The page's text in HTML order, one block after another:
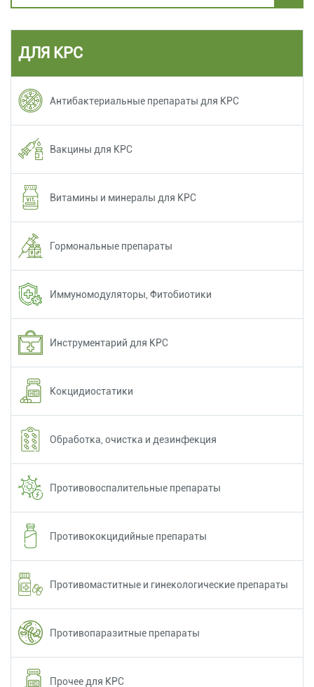
ДЛЯ КРС
Антибактериальные препараты для КРС
Вакцины для КРС
Витамины и минералы для КРС
Гормональные препараты
Иммуномодуляторы, Фитобиотики
Инструментарий для КРС
Кокцидиостатики
Обработка, очистка и дезинфекция
Противовоспалительные препараты
Противококцидийные препараты
Противомаститные и гинекологические препараты
Противопаразитные препараты
Прочее для КРС